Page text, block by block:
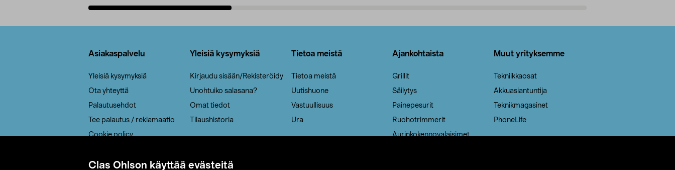
Clas Ohlson käyttää evästeitä
Asiakaspalvelu
Yleisiä kysymyksiä
Ota yhteyttä
Palautusehdot
Tee palautus / reklamaatio
Cookie policy
Saavutettavuus
Yleisiä kysymyksiä
Kirjaudu sisään/Rekisteröidy
Unohtuiko salasana?
Omat tiedot
Tilaushistoria
Tietoa meistä
Tietoa meistä
Uutishuone
Vastuullisuus
Ura
Ajankohtaista
Grillit
Säilytys
Painepesurit
Ruohotrimmerit
Aurinkokennovalaisimet
Muut yrityksemme
Tekniikkaosat
Akkuasiantuntija
Teknikmagasinet
PhoneLife